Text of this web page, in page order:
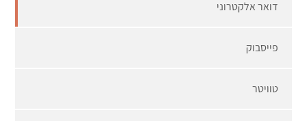
דואר אלקטרוני
פייסבוק
טוויטר